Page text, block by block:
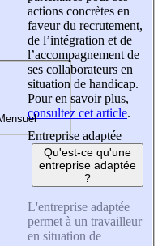
actions concrètes en
faveur du recrutement,
de l’intégration et de
l’accompagnement de
ses collaborateurs en
situation de handicap.
Pour en savoir plus,
consultez cet article.
Entreprise adaptée
Qu'est-ce qu'une
entreprise adaptée
?
L'entreprise adaptée
permet à un travailleur
en situation de